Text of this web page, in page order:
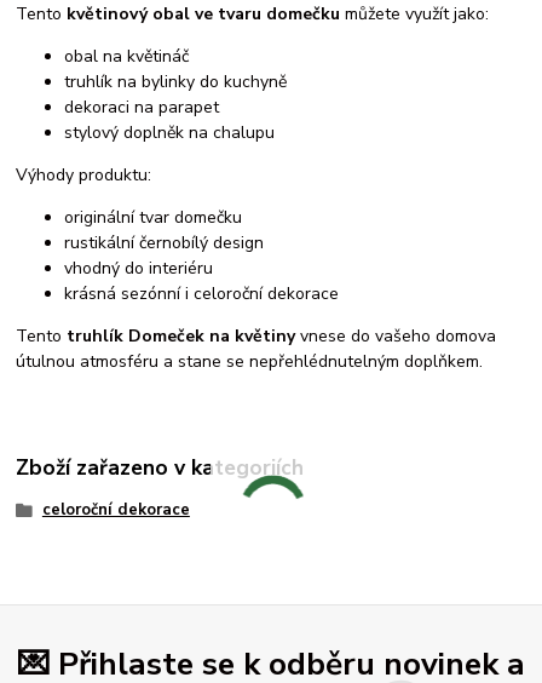
Tento květinový obal ve tvaru domečku můžete využít jako:
obal na květináč
truhlík na bylinky do kuchyně
dekoraci na parapet
stylový doplněk na chalupu
Výhody produktu:
originální tvar domečku
rustikální černobílý design
vhodný do interiéru
krásná sezónní i celoroční dekorace
Tento truhlík Domeček na květinyvnese do vašeho domova
útulnou atmosféru a stane se nepřehlédnutelným doplňkem.
Zboží zařazeno v kategoriích
celoroční dekorace
💌 Přihlaste se k odběru novinek a